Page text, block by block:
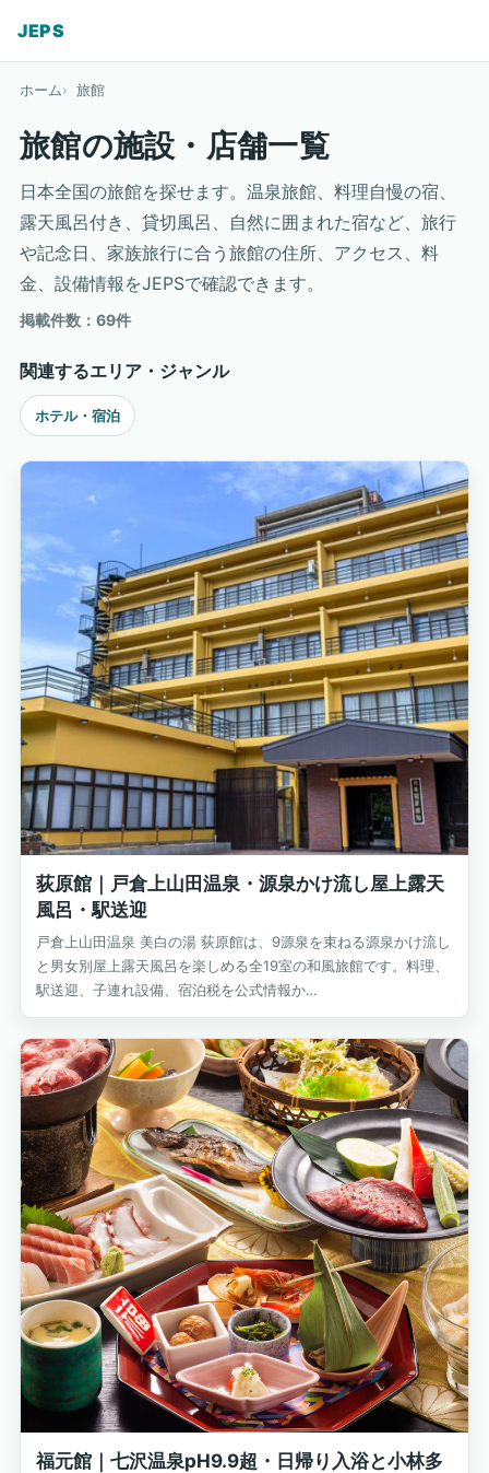
JEPS
ホーム 旅館
旅館の施設・店舗一覧
日本全国の旅館を探せます。温泉旅館、料理自慢の宿、
露天風呂付き、貸切風呂、自然に囲まれた宿など、旅行
や記念日、家族旅行に合う旅館の住所、アクセス、料
金、設備情報をJEPSで確認できます。
掲載件数：69件
関連するエリア・ジャンル
ホテル・宿泊
荻原館｜戸倉上山田温泉・源泉かけ流し屋上露天
風呂・駅送迎
戸倉上山田温泉 美白の湯 荻原館は、9源泉を束ねる源泉かけ流し
と男女別屋上露天風呂を楽しめる全19室の和風旅館です。料理、
駅送迎、子連れ設備、宿泊税を公式情報か…
福元館｜七沢温泉pH9.9超・日帰り入浴と小林多